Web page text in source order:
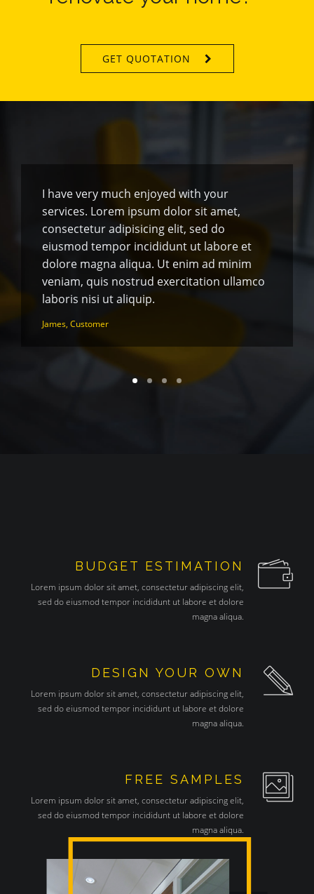
GET QUOTATION
I have very much enjoyed with your
services. Lorem ipsum dolor sit amet,
consectetur adipisicing elit, sed do
eiusmod tempor incididunt ut labore et
dolore magna aliqua. Ut enim ad minim
veniam, quis nostrud exercitation ullamco
laboris nisi ut aliquip.
James, Customer
BUDGET ESTIMATION
Lorem ipsum dolor sit amet, consectetur adipiscing elit,
sed do eiusmod tempor incididunt ut labore et dolore
magna aliqua.
DESIGN YOUR OWN
Lorem ipsum dolor sit amet, consectetur adipiscing elit,
sed do eiusmod tempor incididunt ut labore et dolore
magna aliqua.
FREE SAMPLES
Lorem ipsum dolor sit amet, consectetur adipiscing elit,
sed do eiusmod tempor incididunt ut labore et dolore
magna aliqua.